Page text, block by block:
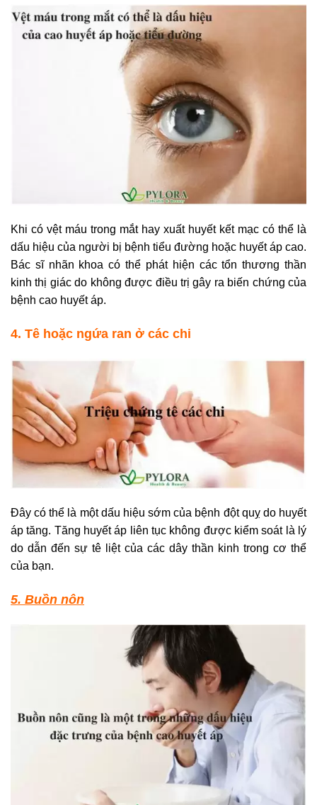
Khi có vệt máu trong mắt hay xuất huyết kết mạc có thể là
dấu hiệu của người bị bệnh tiểu đường hoặc huyết áp cao.
Bác sĩ nhãn khoa có thể phát hiện các tổn thương thần
kinh thị giác do không được điều trị gây ra biến chứng của
bệnh cao huyết áp.
4. Tê hoặc ngứa ran ở các chi
Đây có thể là một dấu hiệu sớm của bệnh đột quỵ do huyết
áp tăng. Tăng huyết áp liên tục không được kiểm soát là lý
do dẫn đến sự tê liệt của các dây thần kinh trong cơ thể
của bạn.
5. Buồn nôn